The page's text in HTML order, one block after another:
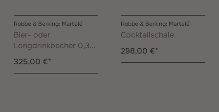
Robbe & Berking: Martelé
Bier- oder
Longdrinkbecher 0,35
325,00 €*
Robbe & Berking: Martelé
Cocktailschale
298,00 €*